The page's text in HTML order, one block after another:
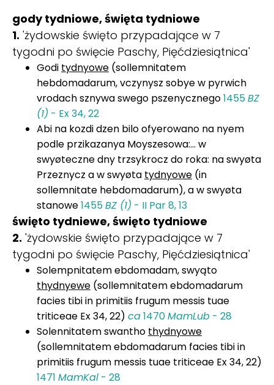
gody tydniowe, święta tydniowe
1. 'żydowskie święto przypadające w 7
tygodni po święcie Paschy, Pięćdziesiątnica'
Godi tydnyowe (sollemnitatem
hebdomadarum, vczynysz sobye w pyrwich
vrodach sznywa swego pszenycznego1455BZ
(1) - Ex 34, 22
Abi na kozdi dzen bilo ofyerowano na nyem
podle przikazanya Moyszesowa:... w
swyøteczne dny trzsykrocz do roka: na swyøta
Przeznycz a w swyøta tydnyowe (in
sollemnitate hebdomadarum), a w swyøta
stanowe1455BZ (1) - II Par 8, 13
święto tydniewe, święto tydniowe
2. 'żydowskie święto przypadające w 7
tygodni po święcie Paschy, Pięćdziesiątnica'
Solempnitatem ebdomadam, swyąto
thydnyewe (sollemnitatem ebdomadarum
facies tibi in primitiis frugum messis tuae
triticeae Ex 34, 22) ca1470MamLub - 28
Solennitatem swantho thydnyowe
(sollemnitatem ebdomadarum facies tibi in
primitiis frugum messis tuae triticeae Ex 34, 22)
1471 MamKal - 28